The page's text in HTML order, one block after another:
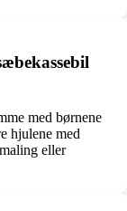
med børnene
hjulene med
eller